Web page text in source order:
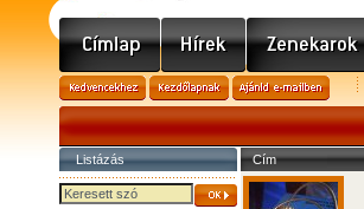
Listázás Cím